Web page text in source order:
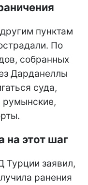
пунктам
По
собранных
Дарданеллы
суда,
румынские,
этот шаг
Турции заявил,
ранения